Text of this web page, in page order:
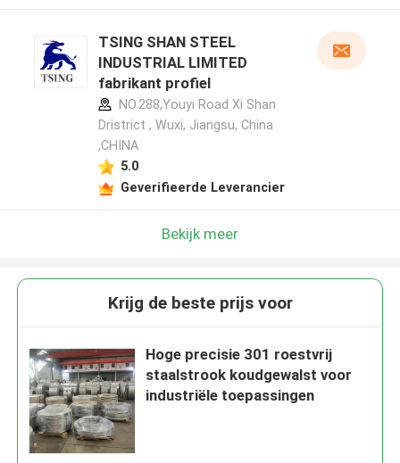
TSING SHAN STEEL
INDUSTRIAL LIMITED
fabrikant profiel
NO.288,Youyi Road Xi Shan
Dristrict , Wuxi, Jiangsu, China
,CHINA
5.0
Geverifieerde Leverancier
Bekijk meer
Krijg de beste prijs voor
Hoge precisie 301 roestvrij
staalstrook koudgewalst voor
industriële toepassingen